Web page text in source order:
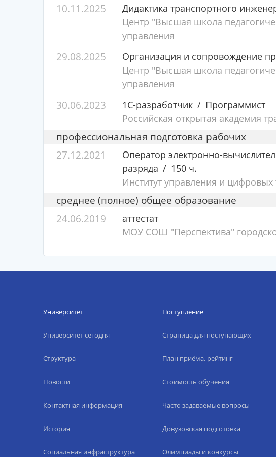
10.11.2025 Дидактика транспортного
Центр "Высшая школа
управления
29.08.2025 Организация и сопровождение
Центр "Высшая школа
управления
30.06.2023 1С-разработчик
Программист
Российская открытая академия
профессиональная подготовка рабочих
27.12.2021
Оператор электронно-
разряда
150 ч.
Институт управления и цифровых
среднее (полное) общее образование
24.06.2019
аттестат
МОУ СОШ "Перспектива"
Университет
Университет сегодня
Структура
Новости
Контактная информация
История
Социальная инфраструктура
Поступление
Страница для поступающих
План приёма, рейтинг
Стоимость обучения
Часто задаваемые вопросы
Довузовская подготовка
Олимпиады и конкурсы